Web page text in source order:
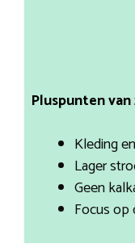
Pluspunten
Kleding
Lager
Geen
Focus op